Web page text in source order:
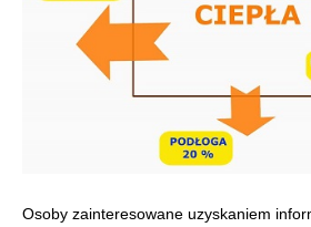
Osoby zainteresowane uzyskaniem